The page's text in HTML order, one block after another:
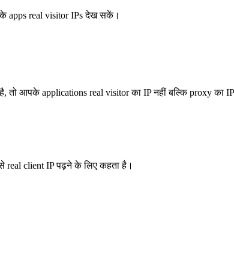
apps real visitor IPs देख सकें।
तो आपके applications real visitor का IP नहीं बल्कि proxy का
real client IP पढ़ने के लिए कहता है।